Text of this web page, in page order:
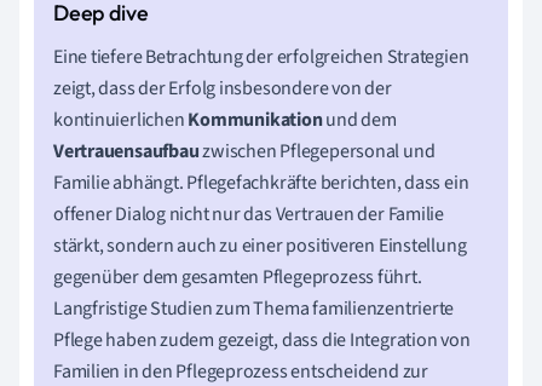
Eine tiefere Betrachtung der erfolgreichen Strategien
zeigt, dass der Erfolg insbesondere von der
kontinuierlichenKommunikationund dem
Vertrauensaufbauzwischen Pflegepersonal und
Familie abhängt. Pflegefachkräfte berichten, dass ein
offener Dialog nicht nur das Vertrauen der Familie
stärkt, sondern auch zu einer positiveren Einstellung
gegenüber dem gesamten Pflegeprozess führt.
Langfristige Studien zum Thema familienzentrierte
Pflege haben zudem gezeigt, dass die Integration von
Familien in den Pflegeprozess entscheidend zur